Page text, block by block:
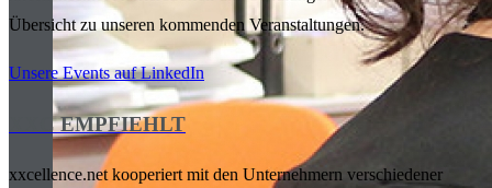
Übersicht zu unseren kommenden Veranstaltungen.
Unsere Events auf LinkedIn
XXC EMPFIEHLT
xxcellence.net kooperiert mit den Unternehmern verschiedener